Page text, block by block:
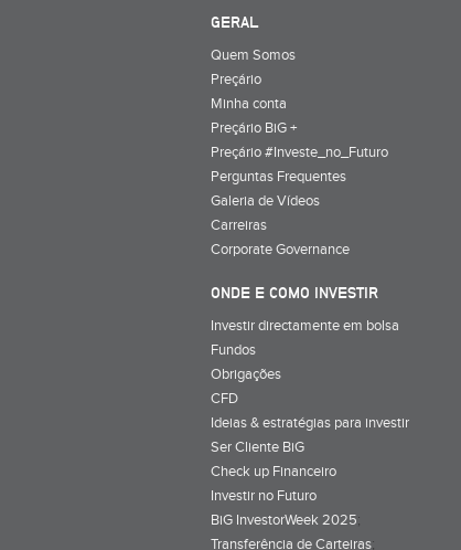
GERAL
Quem Somos
Preçário
Minha conta
Preçário BiG +
Preçário #Investe_no_Futuro
Perguntas Frequentes
Galeria de Vídeos
Carreiras
Corporate Governance
ONDE E COMO INVESTIR
Investir directamente em bolsa
Fundos
Obrigações
CFD
Ideias & estratégias para investir
Ser Cliente BiG
Check up Financeiro
Investir no Futuro
BiG InvestorWeek 2025;
Transferência de Carteiras;